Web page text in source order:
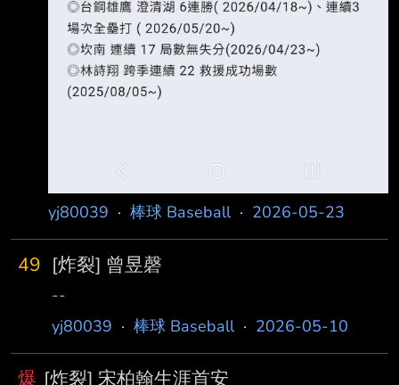
yj80039 · 棒球 Baseball· 2026-05-23
49 [炸裂] 曾昱磬
--
yj80039 · 棒球 Baseball· 2026-05-10
爆 [炸裂] 宋柏翰生涯首安